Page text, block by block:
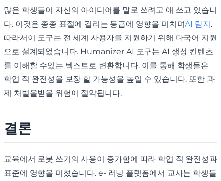
많은 학생들이 자신의 아이디어를 말로 쓰려고 애 쓰고 있습니
다. 이것은 종종 표절에 걸리는 등급에 영향을 미치며AI 탐지.
따라서이 도구는 전 세계 사용자를 지원하기 위해 다국어 지원
으로 설계되었습니다. Humanizer AI 도구는 AI 생성 컨텐츠
를 이해할 수있는 텍스트로 변환합니다. 이를 통해 학생들은
학업 적 완전성을 보장 할 가능성을 높일 수 있습니다. 또한 과
제 처벌을받을 위험이 절약됩니다.
결론
교육에서 로봇 쓰기의 사용이 증가함에 따라 학업 적 완전성과
표준에 영향을 미쳤습니다. e- 러닝 플랫폼에서 교사는 학생들